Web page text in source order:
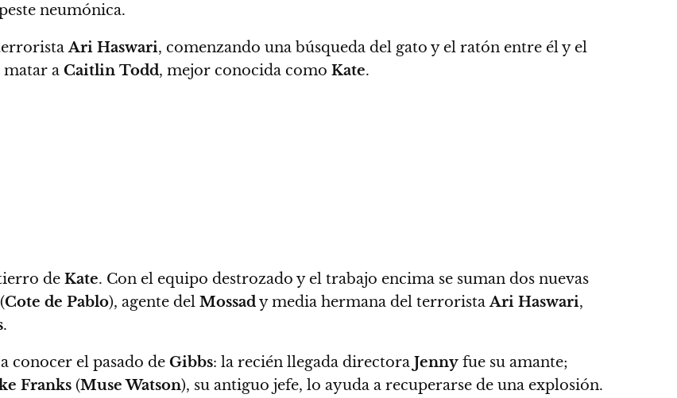
neumónica.
Ari Haswari, comenzando una búsqueda del gato y el ratón entre él y el
a Caitlin Todd, mejor conocida como Kate.
de Kate. Con el equipo destrozado y el trabajo encima se suman dos nuevas
(Cote de Pablo), agente del Mossady media hermana del terroristaAri Haswari,
.
conocer el pasado de Gibbs: la recién llegada directora Jenny fue su amante;
Franks (Muse Watson), su antiguo jefe, lo ayuda a recuperarse de una explosión.